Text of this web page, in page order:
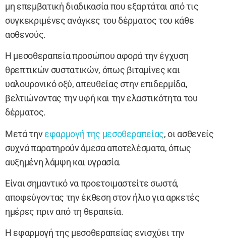
μη επεμβατική διαδικασία που εξαρτάται από τις
συγκεκριμένες ανάγκες του δέρματος του κάθε
ασθενούς.
Η μεσοθεραπεία προσώπου αφορά την έγχυση
θρεπτικών συστατικών, όπως βιταμίνες και
υαλουρονικό οξύ, απευθείας στην επιδερμίδα,
βελτιώνοντας την υφή και την ελαστικότητα του
δέρματος.
Μετά τηνεφαρμογή της μεσοθεραπείας, οι ασθενείς
συχνά παρατηρούν άμεσα αποτελέσματα, όπως
αυξημένη λάμψη και υγρασία.
Είναι σημαντικό να προετοιμαστείτε σωστά,
αποφεύγοντας την έκθεση στον ήλιο για αρκετές
ημέρες πριν από τη θεραπεία.
Η εφαρμογή της μεσοθεραπείας ενισχύει την